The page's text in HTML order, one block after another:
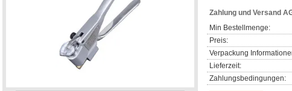
Zahlung und Versand
Min Bestellmenge:
Preis:
Verpackung
Lieferzeit:
Zahlungsbedingungen: